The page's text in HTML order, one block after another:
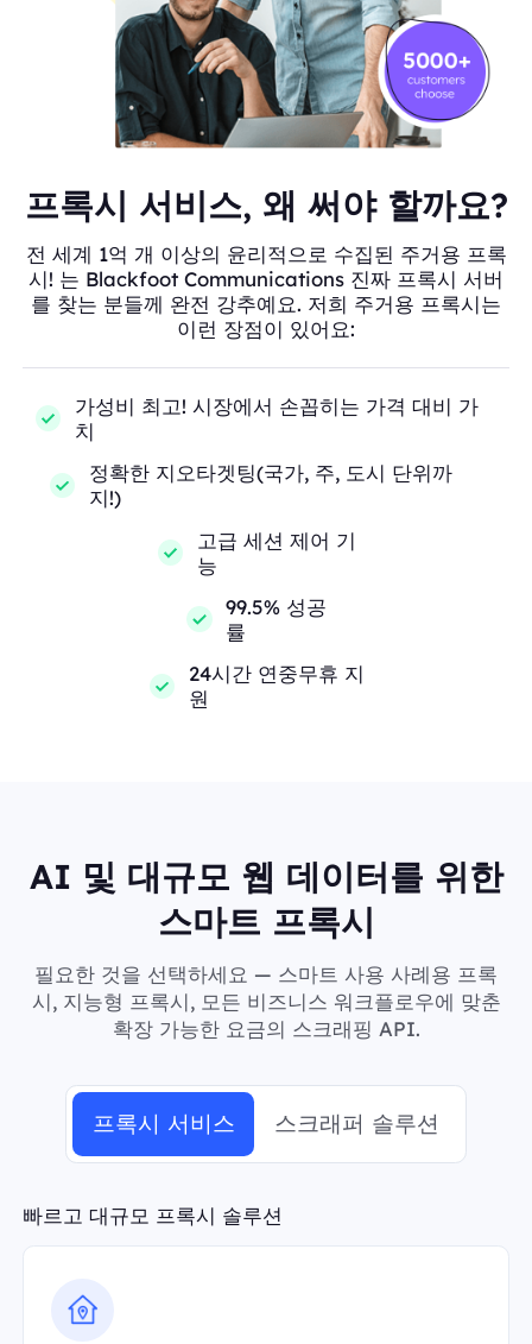
프록시 서비스, 왜 써야 할까요?
전 세계 1억 개 이상의 윤리적으로 수집된 주거용 프록
시! 는 Blackfoot Communications 진짜 프록시 서버
를 찾는 분들께 완전 강추예요. 저희 주거용 프록시는
이런 장점이 있어요:
가성비 최고! 시장에서 손꼽히는 가격 대비 가
치
정확한 지오타겟팅(국가, 주, 도시 단위까
지!)
고급 세션 제어 기
능
99.5% 성공
률
24시간 연중무휴 지
원
AI 및 대규모 웹 데이터를 위한
스마트 프록시
필요한 것을 선택하세요 — 스마트 사용 사례용 프록
시, 지능형 프록시, 모든 비즈니스 워크플로우에 맞춘
확장 가능한 요금의 스크래핑 API.
프록시 서비스 스크래퍼 솔루션
빠르고 대규모 프록시 솔루션